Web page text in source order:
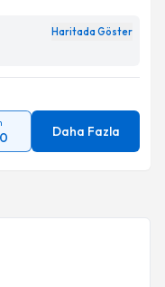
Haritada Göster
Daha Fazla